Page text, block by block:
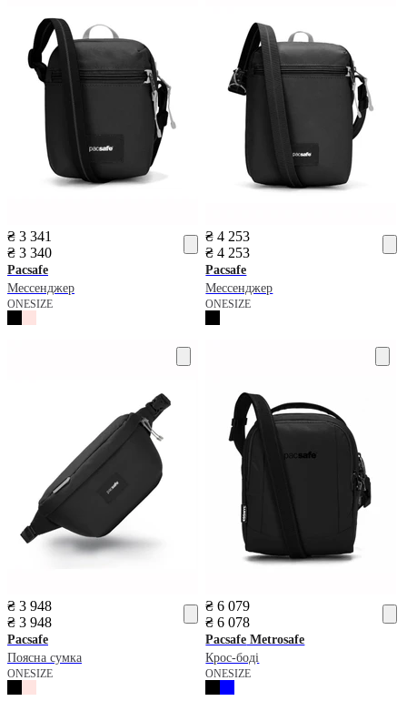
₴ 3 341
₴ 3 340
Pacsafe
Мессенджер
ONESIZE
₴ 4 253
₴ 4 253
Pacsafe
Мессенджер
ONESIZE
₴ 3 948
₴ 3 948
Pacsafe
Поясна сумка
ONESIZE
₴ 6 079
₴ 6 078
Pacsafe Metrosafe
Крос-боді
ONESIZE